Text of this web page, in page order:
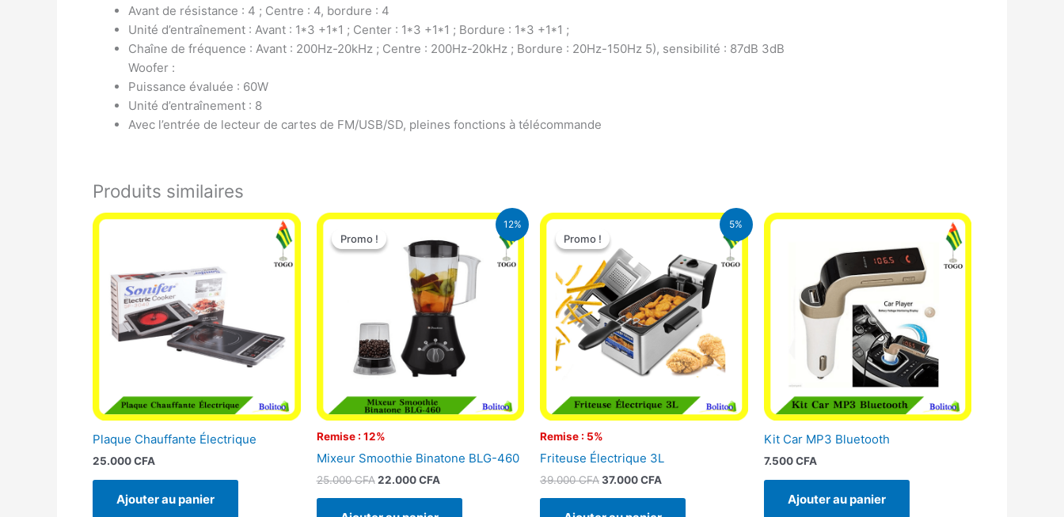
Avant de résistance : 4 ; Centre : 4, bordure : 4
Unité d’entraînement : Avant : 1*3 +1*1 ; Center : 1*3 +1*1 ; Bordure : 1*3 +1*1 ;
Chaîne de fréquence : Avant : 200Hz-20kHz ; Centre : 200Hz-20kHz ; Bordure : 20Hz-150Hz 5), sensibilité : 87dB 3dB
Woofer :
Puissance évaluée : 60W
Unité d’entraînement : 8
Avec l’entrée de lecteur de cartes de FM/USB/SD, pleines fonctions à télécommande
Produits similaires
Plaque Chauffante Électrique
25.000CFA
Ajouter au panier
12%
Promo !
Remise : 12%
Promo !
Mixeur Smoothie Binatone BLG-460
25.000CFA
Le
prix
initial
25.000 CFA.
22.000CFA
Le
actuel
est :
22.000 CFA.
5%
Promo !
Remise : 5%
Promo !
Friteuse Électrique 3L
39.000CFA
Le
initial
était :
39.000 CFA.
37.000CFA
Le
est :
37.000 CFA.
Kit Car MP3 Bluetooth
7.500CFA
Ajouter au panier